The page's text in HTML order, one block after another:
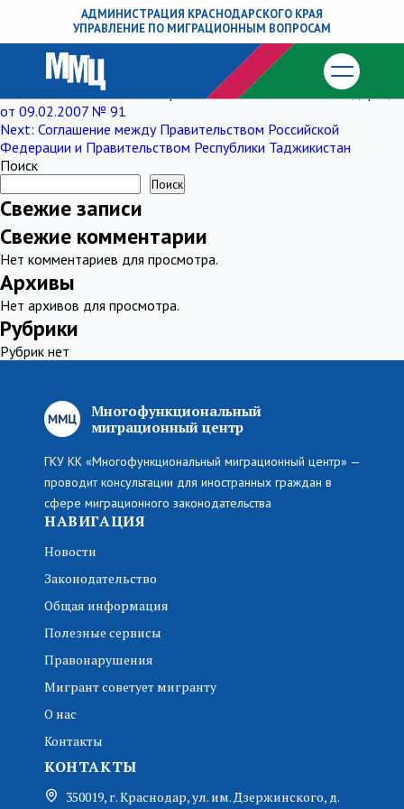
АДМИНИСТРАЦИЯ КРАСНОДАРСКОГО КРАЯ
УПРАВЛЕНИЕ ПО МИГРАЦИОННЫМ ВОПРОСАМ
Постановление Правительства
Российской Федерации от 24.03.2003 №
Навигация
по
записям
Постановление Правительства Российской Федерации
от 09.02.2007 № 91
Next: Соглашение между Правительством Российской
Федерации и Правительством Республики Таджикистан
Поиск
Поиск
Свежие записи
Свежие комментарии
Нет комментариев для просмотра.
Архивы
Нет архивов для просмотра.
Рубрики
Рубрик нет
Многофункциональный
миграционный центр
ГКУ КК «Многофункциональный миграционный центр» —
проводит консультации для иностранных граждан в
сфере миграционного законодательства
НАВИГАЦИЯ
Новости
Законодательство
Общая информация
Полезные сервисы
Правонарушения
Мигрант советует мигранту
О нас
Контакты
КОНТАКТЫ
350019, г. Краснодар, ул. им. Дзержинского, д.